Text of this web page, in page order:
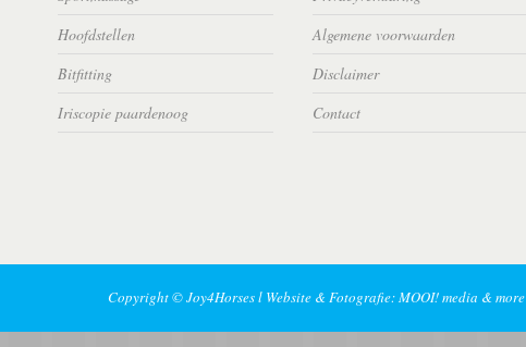
Hoofdstellen
Bitfitting
Iriscopie paardenoog
Algemene voorwaarden
Disclaimer
Contact
Copyright © Joy4Horses l Website & Fotografie: MOOI! media & more